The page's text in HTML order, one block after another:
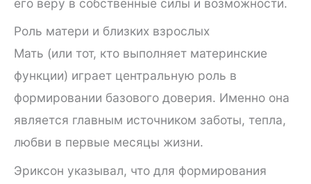
Роль матери и близких взрослых
Мать (или тот, кто выполняет материнские
функции) играет центральную роль в
формировании базового доверия. Именно она
является главным источником заботы, тепла,
любви в первые месяцы жизни.
Эриксон указывал, что для формирования